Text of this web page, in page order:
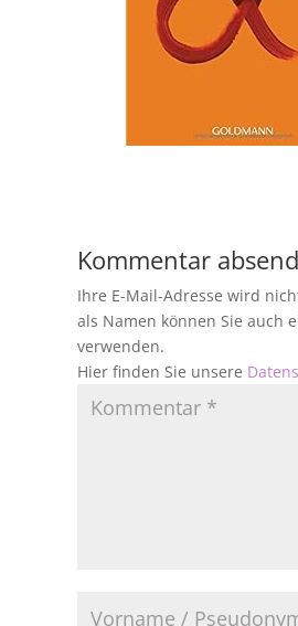
Kommentar
Ihre E-Mail-Adresse wird
als Namen können Sie auch
verwenden.
Hier finden Sie unsere